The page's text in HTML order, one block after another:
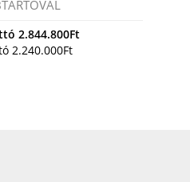
2.844.800Ft
2.240.000Ft